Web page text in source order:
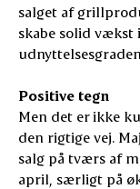
salget af
skabe solid
Positive tegn
Men det er ikke
den rigtige vej.
salg på tværs af
april, særligt på